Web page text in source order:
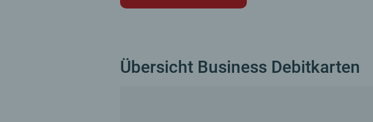
Übersicht Business Debitkarten